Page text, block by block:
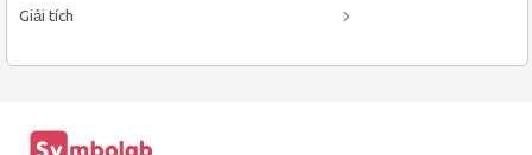
Giải tích